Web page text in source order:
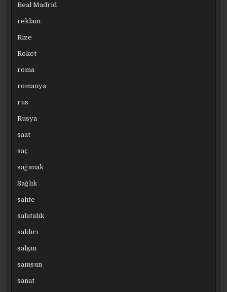
Real Madrid
reklam
Rize
Roket
roma
romanya
rus
Rusya
saat
saç
sağanak
Sağlık
sahte
salatalık
saldırı
salgın
samsun
sanat